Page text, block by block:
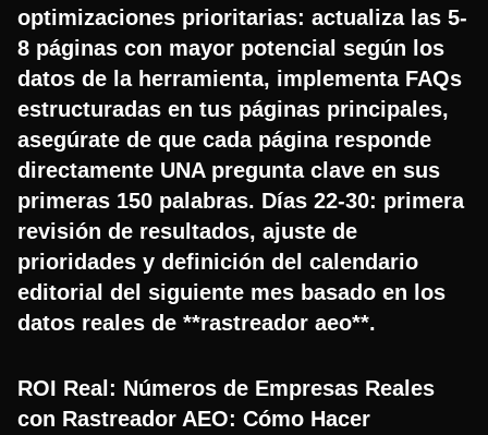
optimizaciones prioritarias: actualiza las 5-
8 páginas con mayor potencial según los
datos de la herramienta, implementa FAQs
estructuradas en tus páginas principales,
asegúrate de que cada página responde
directamente UNA pregunta clave en sus
primeras 150 palabras. Días 22-30: primera
revisión de resultados, ajuste de
prioridades y definición del calendario
editorial del siguiente mes basado en los
datos reales de **rastreador aeo**.
ROI Real: Números de Empresas Reales
con Rastreador AEO: Cómo Hacer